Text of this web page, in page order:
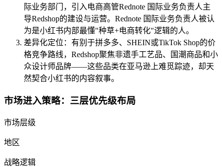
立即关注 Decodo德口多微信公众号，获取最新产
品动态、专属优惠及更多精彩内容！
际业务部门，引入电商高管Rednote 国际业务负责人主
导Redshop的建设与运营。Rednote 国际业务负责人被认
为是小红书内部最懂"种草+电商转化"逻辑的人。
差异化定位：有别于拼多多、SHEIN或TikTok Shop的价
格竞争路线，Redshop聚焦非遗手工艺品、国潮商品和小
众设计师品牌——这些品类在亚马逊上难觅踪迹，却天
然契合小红书的内容叙事。
市场进入策略：三层优先级布局
市场层级
地区
战略逻辑